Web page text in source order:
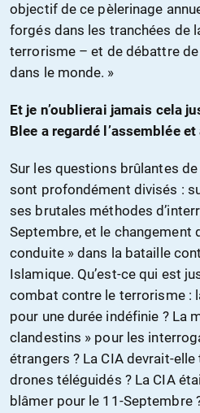
objectif de ce pèlerinage
forgés dans les tranchées de
terrorisme – et de débattre de
dans le monde. »
Et je n’oublierai jamais cela
Blee a regardé l’assemblée
Sur les questions brûlantes
sont profondément divisés :
ses brutales méthodes
Septembre, et le changement
conduite » dans la bataille
Islamique. Qu’est-ce qui est
combat contre le terrorisme :
pour une durée indéfinie ? La
clandestins » pour les
étrangers ? La CIA devrait-
drones téléguidés ? La CIA
blâmer pour le 11-Septembre